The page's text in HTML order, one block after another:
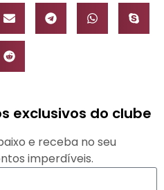
exclusivos do clube
e receba no seu
imperdíveis.